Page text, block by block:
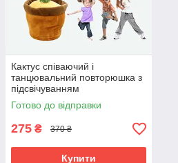
Кактус співаючий і
танцювальний повторюшка з
підсвічуванням
Іграшковий кактус музичний
плюшевий для дітей
Готово до відправки
275 ₴ 370 ₴
Купити